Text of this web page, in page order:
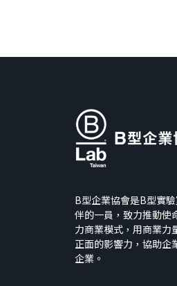
B型企業協會是B型實
伴的一員，致力推動使
力商業模式，用商業力
正面的影響力，協助企
企業。